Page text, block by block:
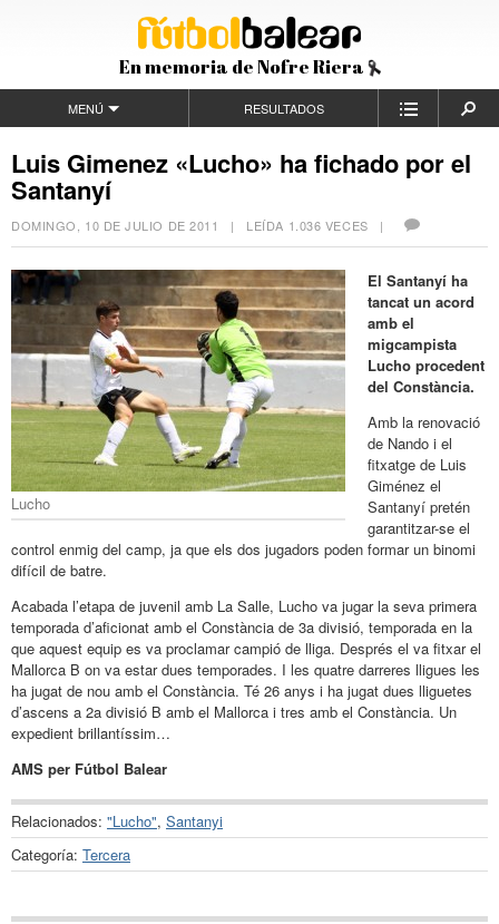
En memoria de Nofre Riera
MENÚ RESULTADOS
Luis Gimenez «Lucho» ha fichado por el
Santanyí
DOMINGO, 10 DE JULIO DE 2011 | LEÍDA 1.036 VECES |
Lucho
El Santanyí ha
tancat un acord
amb el
migcampista
Lucho procedent
del Constància.
Amb la renovació
de Nando i el
fitxatge de Luis
Giménez el
Santanyí pretén
garantitzar-se el
control enmig del camp, ja que els dos jugadors poden formar un binomi
difícil de batre.
Acabada l’etapa de juvenil amb La Salle, Lucho va jugar la seva primera
temporada d’aficionat amb el Constància de 3a divisió, temporada en la
que aquest equip es va proclamar campió de lliga. Després el va fitxar el
Mallorca B on va estar dues temporades. I les quatre darreres lligues les
ha jugat de nou amb el Constància. Té 26 anys i ha jugat dues lliguetes
d’ascens a 2a divisió B amb el Mallorca i tres amb el Constància. Un
expedient brillantíssim…
AMS per Fútbol Balear
Relacionados: "Lucho", Santanyi
Categoría: Tercera